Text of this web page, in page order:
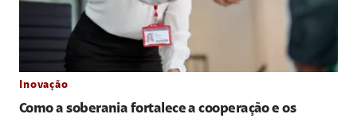
Inovação
Como a soberania fortalece a cooperação e os